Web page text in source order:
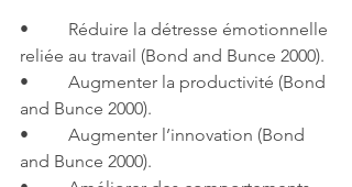
•         Réduire la détresse émotionnelle
reliée au travail (Bond and Bunce 2000).
•         Augmenter la productivité (Bond
and Bunce 2000).
•         Augmenter l’innovation (Bond
and Bunce 2000).